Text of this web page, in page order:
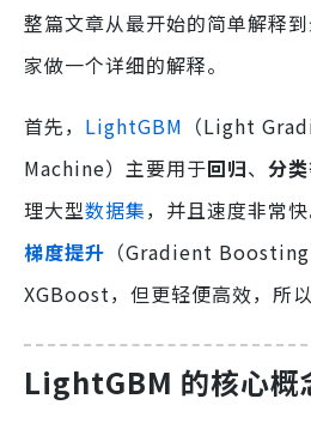
整篇文章从最开始的简单解释
家做一个详细的解释。
首先， LightGBM （Light
Machine）主要用于回归、 分类
理大型数据集，并且速度非常
梯度提升 （Gradient
XGBoost，但更轻便高效，所
LightGBM 的核心概